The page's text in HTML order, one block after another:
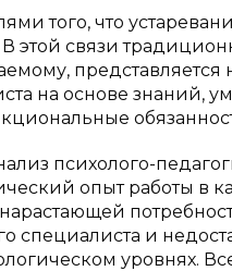
того, что
В этой связи
на основе знаний,
психолого-
опыт работы в
специалиста и
уровнях.